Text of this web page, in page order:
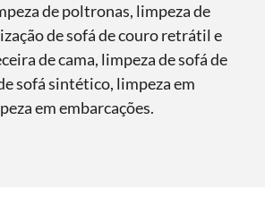
de poltronas, limpeza de
de sofá de couro retrátil e
de cama, limpeza de sofá de
sofá sintético, limpeza em
em embarcações.